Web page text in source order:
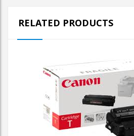
RELATED PRODUCTS
AJOUTER AU PANIER
TONER CANON T
TONER CANON T